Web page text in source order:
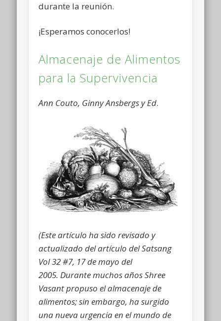
durante la reunión.
¡Esperamos conocerlos!
Almacenaje de Alimentos
para la Supervivencia
Ann Couto, Ginny Ansbergs y Ed.
(Este artículo ha sido revisado y
actualizado del artículo del Satsang
Vol 32 #7, 17 de mayo del
2005. Durante muchos años Shree
Vasant propuso el almacenaje de
alimentos; sin embargo, ha surgido
una nueva urgencia en el mundo de